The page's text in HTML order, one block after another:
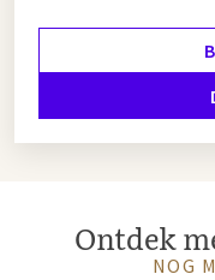
Ontdek
NOG